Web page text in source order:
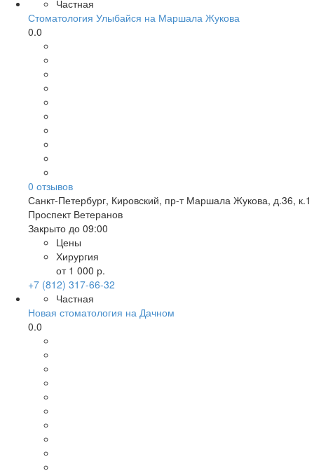
Частная
Стоматология Улыбайся на Маршала Жукова
0.0
0 отзывов
Санкт-Петербург, Кировский, пр-т Маршала Жукова, д.36, к.1
Проспект Ветеранов
Закрыто до 09:00
Цены
Хирургия
от 1 000 р.
+7 (812) 317-66-32
Частная
Новая стоматология на Дачном
0.0